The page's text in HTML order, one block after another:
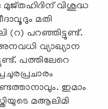
വിശുദ്ധ
മതി
(റ) പറഞ്ഞിട്ടുണ്ട്.
വ്യാഖ്യാന
പത്തിലേറെ
ഇമാം
മആലിമി